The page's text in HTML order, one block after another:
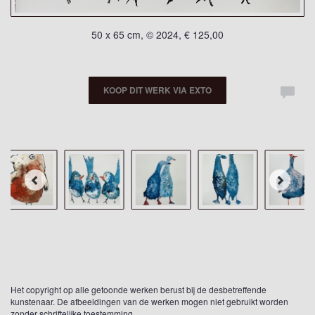
50 x 65 cm, © 2024, € 125,00
KOOP DIT WERK VIA EXTO
Het copyright op alle getoonde werken berust bij de desbetreffende
kunstenaar. De afbeeldingen van de werken mogen niet gebruikt worden